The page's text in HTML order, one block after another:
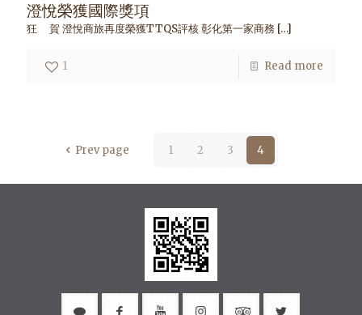
澄悅榮獲國際獎項
狂 賀 澄悅商旅再度榮獲TTQS評核 彰化第一家商務 […]
1 Read more
Prev page 1 2 3 4